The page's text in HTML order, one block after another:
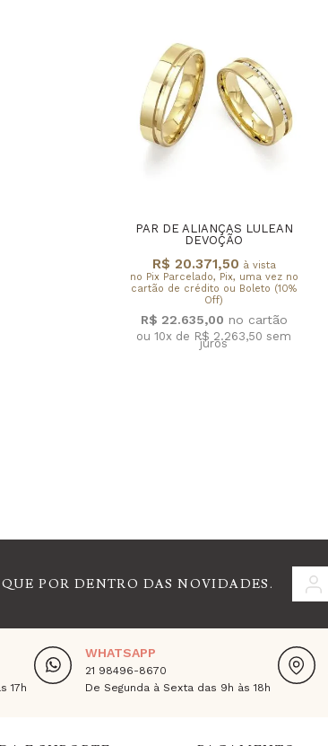
PAR DE ALIANÇAS LULEAN
DEVOÇÃO
R$ 20.371,50 à vista
no Pix Parcelado, Pix, uma vez no
cartão de crédito ou Boleto (10%
Off)
R$ 22.635,00
ou 10x de R$ 2.263,50 sem
juros
POR DENTRO DAS NOVIDADES.
17h
WHATSAPP
21 98496-8670
De Segunda à Sexta das 9h às 18h